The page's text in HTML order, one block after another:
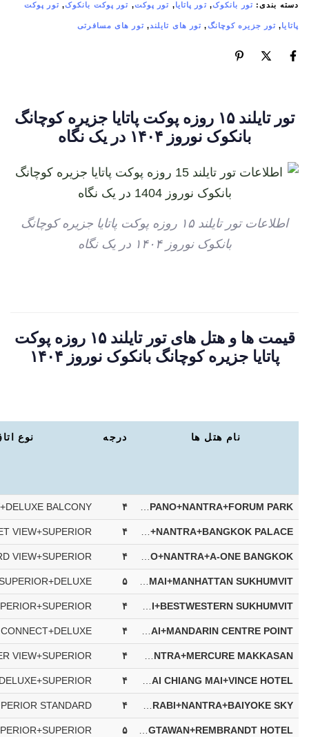
دسته بندی: تور بانکوک, تور پاتایا, تور پوکت, تور پوکت بانکوک, تور پوکت
پاتایا, تور جزیره کوچانگ, تور های تایلند, تور های مسافرتی
تور تایلند ۱۵ روزه پوکت پاتایا جزیره کوچانگ
بانکوک نوروز ۱۴۰۴ در یک نگاه
اطلاعات تور تایلند ۱۵ روزه پوکت پاتایا جزیره کوچانگ
بانکوک نوروز ۱۴۰۴ در یک نگاه
قیمت ها و هتل های تور تایلند ۱۵ روزه پوکت
پاتایا جزیره کوچانگ بانکوک نوروز ۱۴۰۴
نام هتل ها درجه نوع
۴
۴
۴
۵
۴
۴
۴
۴
۴
۵